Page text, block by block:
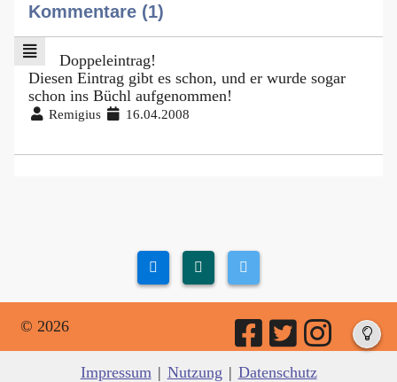
Kommentare (1)
Doppeleintrag!
Diesen Eintrag gibt es schon, und er wurde sogar
schon ins Büchl aufgenommen!
Remigius 16.04.2008
© 2026
Impressum | Nutzung | Datenschutz